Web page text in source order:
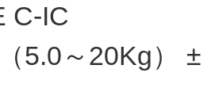
C-IC
～20Kg） ±